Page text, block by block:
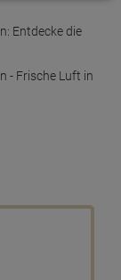
Entdecke die
- Frische Luft in